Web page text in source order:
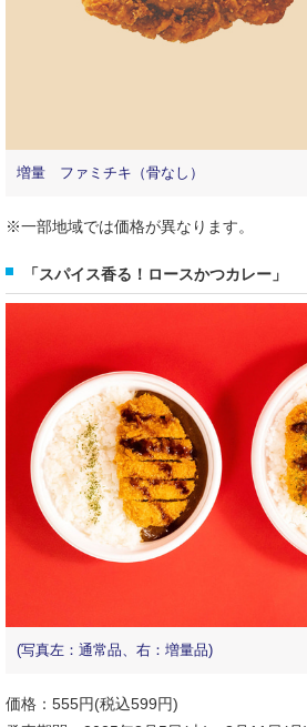
増量 ファミチキ（骨なし）
※一部地域では価格が異なります。
「スパイス香る！ロースかつカレー」
(写真左：通常品、右：増量品)
価格：555円(税込599円)